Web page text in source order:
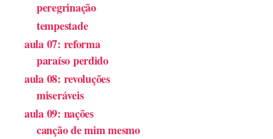
peregrinação
tempestade
aula 07: reforma
paraíso perdido
aula 08: revoluções
miseráveis
aula 09: nações
canção de mim mesmo